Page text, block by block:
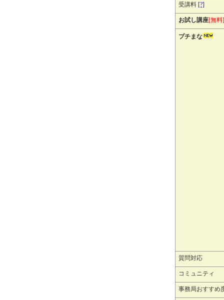
受講料 [?]
お試し講座[無料]
プチまな
質問対応
コミュニティ
事務局おすすめ